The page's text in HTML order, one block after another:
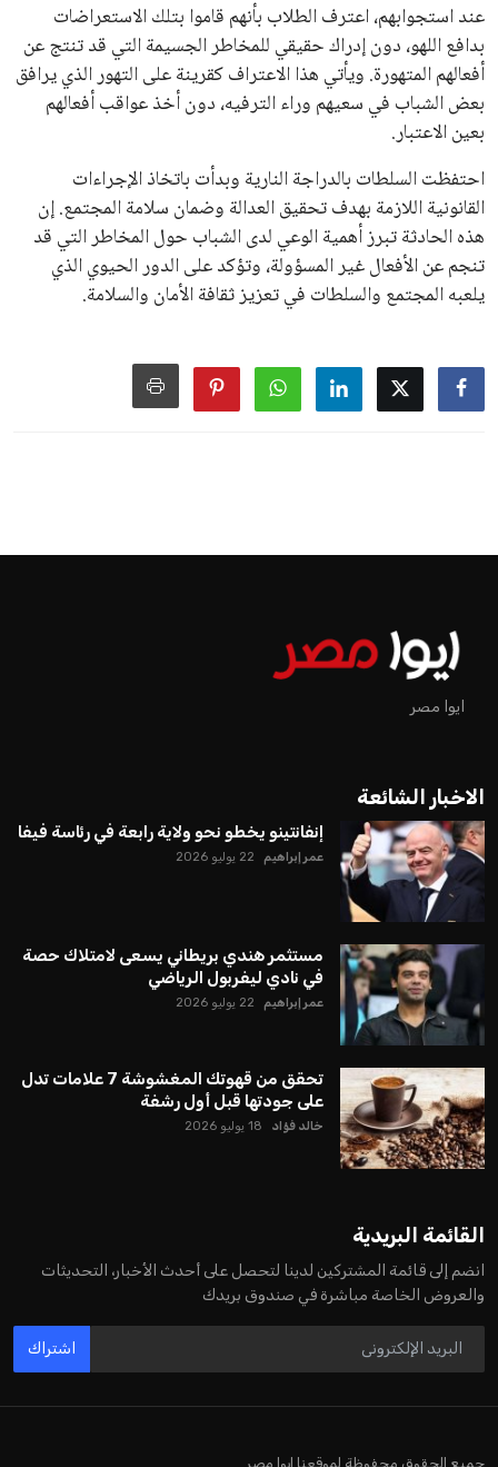
عند استجوابهم، اعترف الطلاب بأنهم قاموا بتلك الاستعراضات
بدافع اللهو، دون إدراك حقيقي للمخاطر الجسيمة التي قد تنتج عن
أفعالهم المتهورة. ويأتي هذا الاعتراف كقرينة على التهور الذي يرافق
بعض الشباب في سعيهم وراء الترفيه، دون أخذ عواقب أفعالهم
بعين الاعتبار.
احتفظت السلطات بالدراجة النارية وبدأت باتخاذ الإجراءات
القانونية اللازمة بهدف تحقيق العدالة وضمان سلامة المجتمع. إن
هذه الحادثة تبرز أهمية الوعي لدى الشباب حول المخاطر التي قد
تنجم عن الأفعال غير المسؤولة، وتؤكد على الدور الحيوي الذي
يلعبه المجتمع والسلطات في تعزيز ثقافة الأمان والسلامة.
إنفانتينو يخطو نحو ولاية رابعة في
عمر إبراهيم منذ 20 أيام
يبدو أن السويسري جياني إنفانتينو في طريقه للاحتفاظ بمنصبه
كرئيس للاتحاد الدولي لكرة القدم “فيفا” لفترة رابعة، بعد أن حصل
على تأييد واسع من أكثر من 200 اتحاد وطني من أصل 211 في
الجمعية العمومية. مما يعزز فرصته للفوز في الانتخابات المقررة عام
2027، ويجعله المرشح الأكثر حظًا حتى الآن.
لإنفانتينو في الآونة الأخيرة. حتى الآن، لم يتقدم أي مرشح منافس
في السباق الانتخابي، ولم تتمكن الأصوات المعارضة من التوصل إلى
اسم يوازن موقف إنفانتينو، قبل انتهاء فترة الترشح في نوفمبر
المقبل.
يعتمد إنفانتينو على قاعدة دعم قوية من الاتحادات القارية المختلفة،
اتحادات أمريكا الجنوبية والكونكاكاف. وقد ساهمت مجموعة من